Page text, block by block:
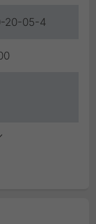
20-05-4